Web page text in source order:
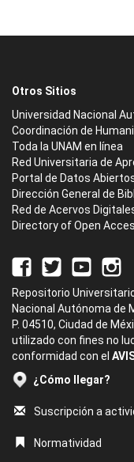
Otros Sitios
Universidad Nacional
Coordinación de
Toda la UNAM en línea
Red Universitaria de
Portal de Datos
Dirección General de
Red de Acervos
Directory of Open
Repositorio
Nacional Autónoma de
P. 04510, Ciudad de
utilizado con fines no
conformidad con el
¿Cómo llegar?
Suscripción a
Normatividad